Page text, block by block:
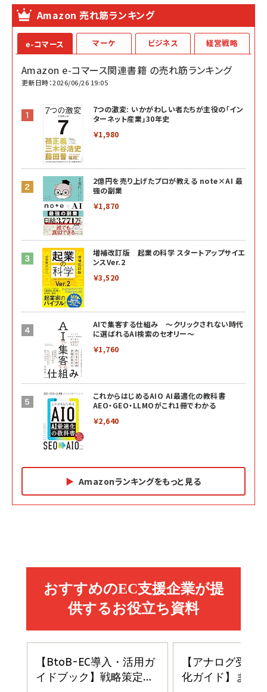
Amazon 売れ筋ランキング
e-コマース
Amazon e-コマース関連書籍 の売れ筋ランキング
更新日時：2026/06/26 19:05
7つの激変: いかがわしい者たちが主役の「イン
ターネット産業」30年史
￥1,980
2億円を売り上げたプロが教える note×AI 最
強の副業
￥1,870
増補改訂版 起業の科学 スタートアップサイエ
ンスVer.2
￥3,520
AIで集客する仕組み ～クリックされない時代
に選ばれるAI検索のセオリー～
￥1,760
これからはじめるAIO AI最適化の教科書
AEO・GEO・LLMOがこれ1冊でわかる
￥2,640
Amazonランキングをもっと見る
マーケ
副業
￥1,870
小さな会社は戦略が9割
ドリルを売るには穴を売れ
￥1,815
ビジネス
カラダ2026／宮舘涼太]
￥880
anan(アンアン)2026/06/24号 No.2500増刊
スペシャルエディション[王道エンタメの矜持／
￥1,100
anan(アンアン)2026/07/08号 No.2502[2026
年後半、あなたの恋と運命／山田涼介]
経営戦略
イシューからはじめよ［改訂版］――知的生産の「シンプ
ルな本質」
￥2,200
経営メモ 16年の起業家人生で得た知見
￥2,750